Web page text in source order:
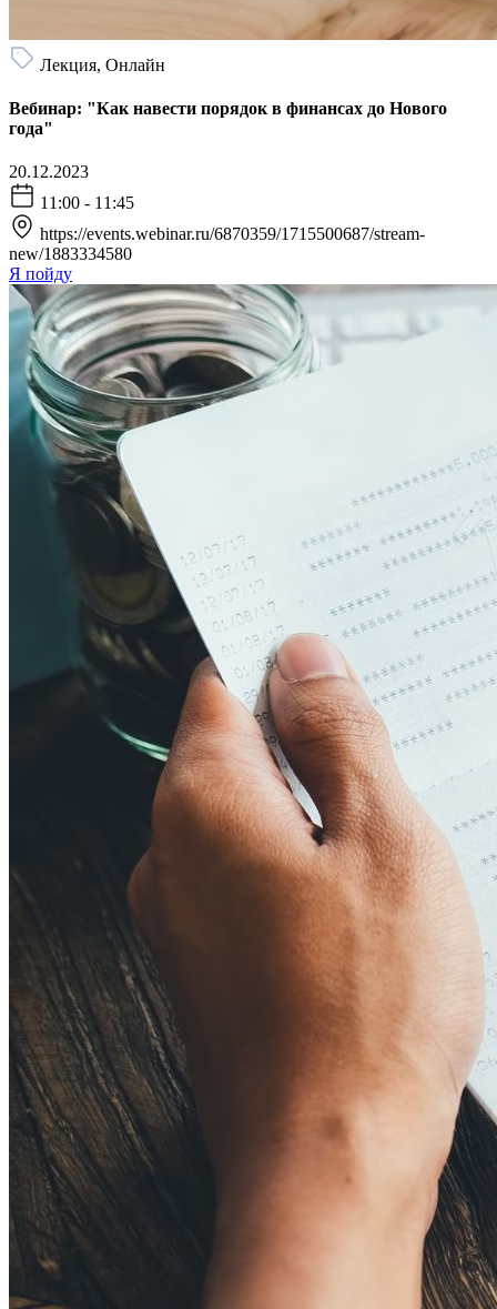
Лекция, Онлайн
Вебинар: "Как навести порядок в финансах до Нового
года"
20.12.2023
11:00 - 11:45
https://events.webinar.ru/6870359/1715500687/stream-
new/1883334580
Я пойду